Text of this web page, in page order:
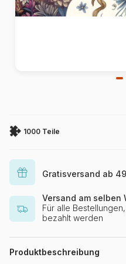
1000 Teile
Gratisversand ab
Versand am selben
Für alle
bezahlt werden
Produktbeschreibung